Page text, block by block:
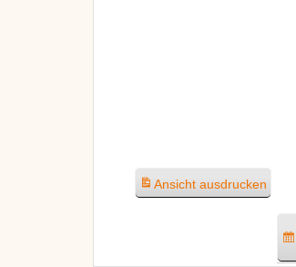
Ansicht ausdrucken